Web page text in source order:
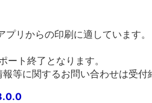
リからの印刷に適しています。
ト終了となります。
等に関するお問い合わせは受付